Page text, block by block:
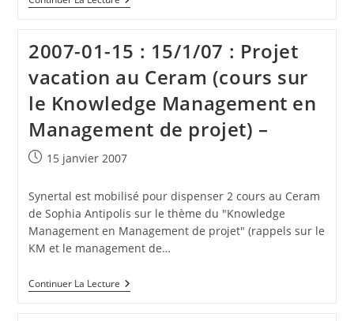
01-
22/1/07
:
Diffusion
(réseau
Management
De
Projet)
De
2
Synthèses
La
Communication
Projets
–
2007-01-15 : 15/1/07 : Projet
vacation au Ceram (cours sur
le Knowledge Management en
Management de projet) –
Publication
15 janvier 2007
Synertal est mobilisé pour dispenser 2 cours au Ceram
de Sophia Antipolis sur le thème du "Knowledge
Management en Management de projet" (rappels sur le
KM et le management de…
Continuer La Lecture2007-
01-